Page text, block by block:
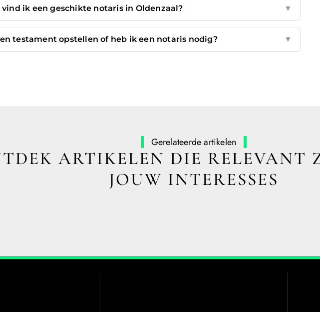
vind ik een geschikte notaris in Oldenzaal? ▼
testament opstellen of heb ik een notaris nodig? ▼
Gerelateerde artikelen
ARTIKELEN DIE RELEVANT
JOUW INTERESSES